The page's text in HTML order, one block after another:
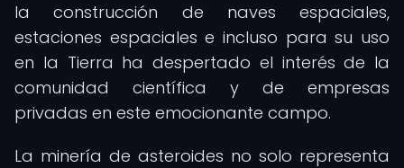
la construcción de naves espaciales,
estaciones espaciales e incluso para su uso
en la Tierra ha despertado el interés de la
comunidad científica y de empresas
privadas en este emocionante campo.
La minería de asteroides no solo representa